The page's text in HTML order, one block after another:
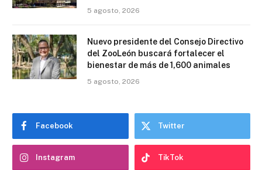
5 agosto, 2026
Nuevo presidente del Consejo Directivo
del ZooLeón buscará fortalecer el
bienestar de más de 1,600 animales
5 agosto, 2026
Facebook Twitter
Instagram TikTok